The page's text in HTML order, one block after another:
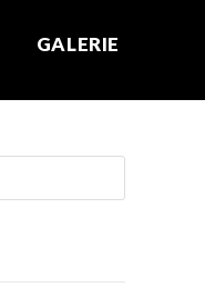
GALERIE